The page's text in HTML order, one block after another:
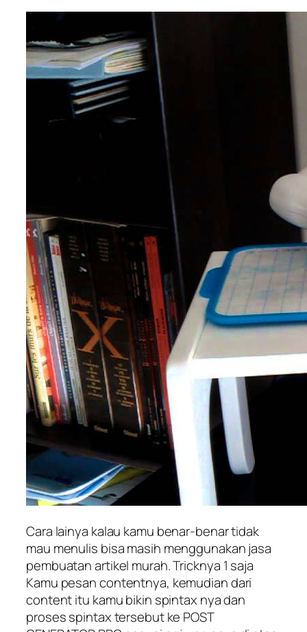
Cara lainya kalau kamu benar-benar tidak
mau menulis bisa masih menggunakan jasa
pembuatan artikel murah. Tricknya 1 saja
Kamu pesan contentnya, kemudian dari
content itu kamu bikin spintax nya dan
proses spintax tersebut ke POST